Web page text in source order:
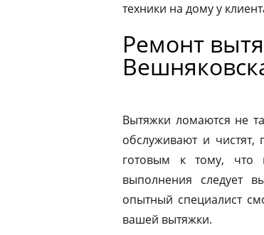
техники на дому у
Ремонт
Вытяжки ломаются не
обслуживают и
готовым к тому, что
выполнения следует
опытный специалист
вашей вытяжки.